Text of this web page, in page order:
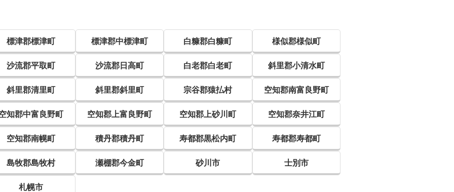
標津郡標津町 標津郡中標津町 白糠郡白糠町 様似郡様似町
沙流郡平取町 沙流郡日高町 白老郡白老町 斜里郡小清水町
斜里郡清里町 斜里郡斜里町 宗谷郡猿払村 空知郡南富良野町
知郡中富良野町 空知郡上富良野町 空知郡上砂川町 空知郡奈井江町
空知郡南幌町 積丹郡積丹町 寿都郡黒松内町 寿都郡寿都町
島牧郡島牧村 瀬棚郡今金町 砂川市 士別市
札幌市